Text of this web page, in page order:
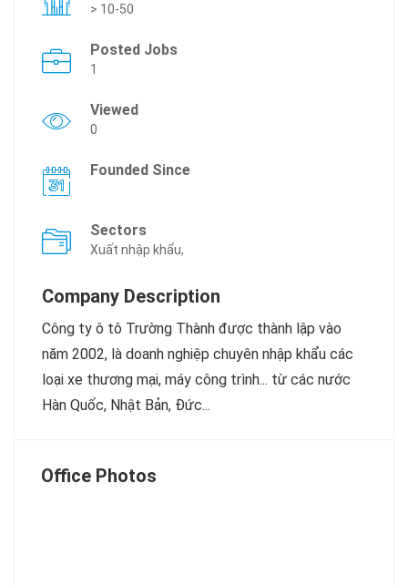
> 10-50
Posted Jobs
1
Viewed
0
Founded Since
Sectors
Xuất nhập khẩu,
Company Description
Công ty ô tô Trường Thành được thành lập vào
năm 2002, là doanh nghiệp chuyên nhập khẩu các
loại xe thương mại, máy công trình... từ các nước
Hàn Quốc, Nhật Bản, Đức...
Office Photos